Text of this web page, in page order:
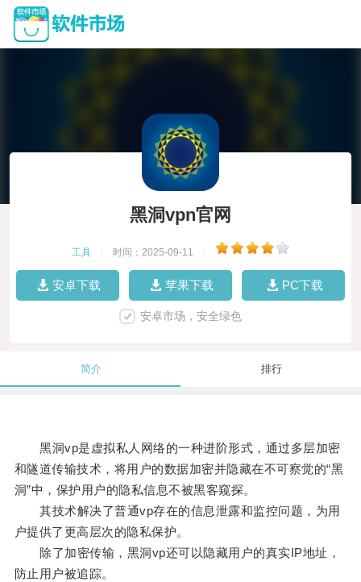
黑洞vpn官网
工具 时间：2025-09-11
安卓下载 苹果下载 PC下载
安卓市场，安全绿色
简介 排行
黑洞vp是虚拟私人网络的一种进阶形式，通过多层加密
和隧道传输技术，将用户的数据加密并隐藏在不可察觉的“黑
洞”中，保护用户的隐私信息不被黑客窥探。
其技术解决了普通vp存在的信息泄露和监控问题，为用
户提供了更高层次的隐私保护。
除了加密传输，黑洞vp还可以隐藏用户的真实IP地址，
防止用户被追踪。